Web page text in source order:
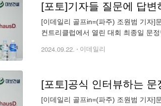
[포토]기자들 질문에 답변
[이데일리 골프in=(파주) 조원범 기자]
컨트리클럽에서 열린 대회 최종일 문
2024.09.22. 이데일리
[포토]공식 인터뷰하는 문
[이데일리 골프in=(파주) 조원범 기자]